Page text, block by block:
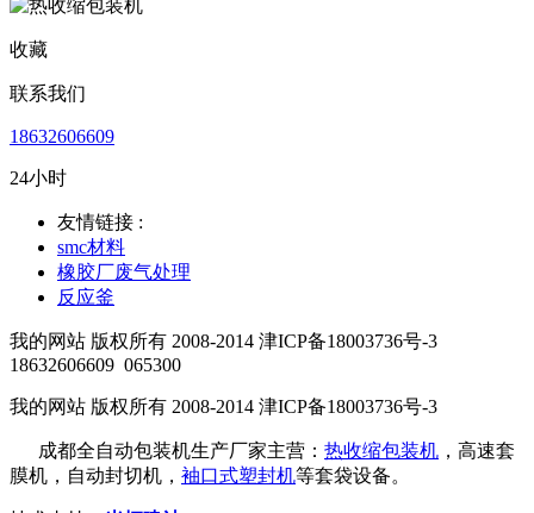
收藏
联系我们
18632606609
24小时
友情链接 :
smc材料
橡胶厂废气处理
反应釜
我的网站 版权所有 2008-2014 津ICP备18003736号-3
18632606609 065300
我的网站 版权所有 2008-2014 津ICP备18003736号-3
成都全自动包装机生产厂家主营： 热收缩包装机 ，高速套
膜机，自动封切机， 袖口式塑封机等套袋设备。